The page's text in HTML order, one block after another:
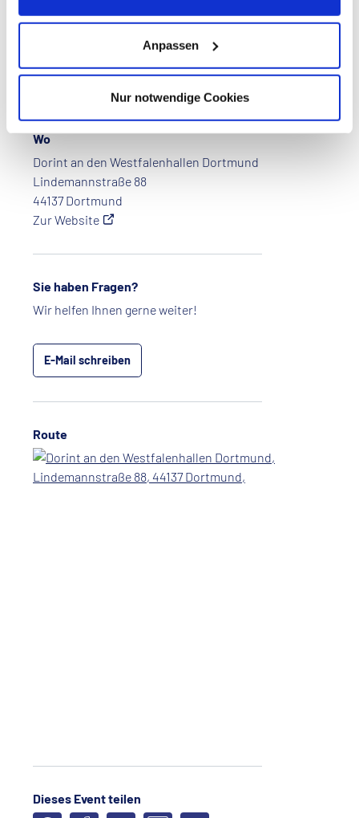
Anpassen
Nur notwendige Cookies
17.03.2020
Termin in Outlook / iCal speichern
Wo
Dorint an den Westfalenhallen Dortmund
Lindemannstraße 88
44137 Dortmund
Zur Website
Sie haben Fragen?
Wir helfen Ihnen gerne weiter!
E-Mail schreiben
Route
Dieses Event teilen